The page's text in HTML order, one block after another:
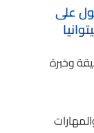
على
وخبرة